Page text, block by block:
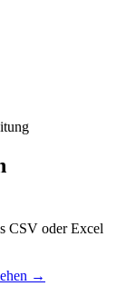
CSV oder Excel
→